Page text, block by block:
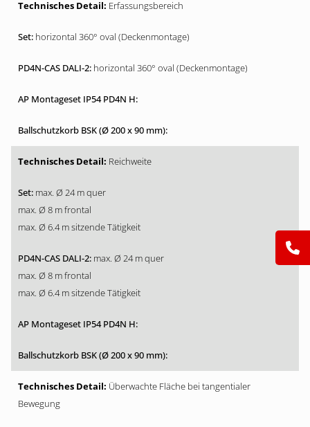
Erfassungsbereich
horizontal 360° oval (Deckenmontage)
horizontal 360° oval (Deckenmontage)
Reichweite
max. Ø 24 m quer
max. Ø 8 m frontal
max. Ø 6.4 m sitzende Tätigkeit
max. Ø 24 m quer
max. Ø 8 m frontal
max. Ø 6.4 m sitzende Tätigkeit
Überwachte Fläche bei tangentialer
Bewegung